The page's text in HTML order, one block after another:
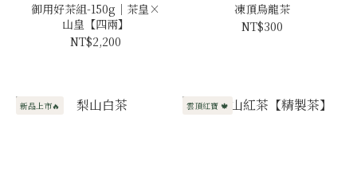
御用好茶組-150g｜茶皇×
山皇【四兩】
NT$2,200
凍頂烏龍茶
NT$300
新品上市🔥 雲頂紅寶 🍁